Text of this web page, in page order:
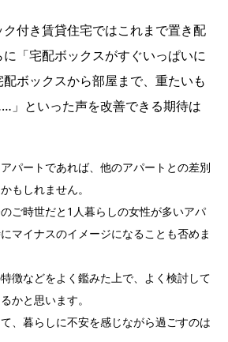
付き賃貸住宅ではこれまで置き配
「宅配ボックスがすぐいっぱいに
ボックスから部屋まで、重たいも
」といった声を改善できる期待は
パートであれば、他のアパートとの差別
もしれません。
ご時世だと1人暮らしの女性が多いアパ
マイナスのイメージになることも否めま
徴などをよく鑑みた上で、よく検討して
かと思います。
、暮らしに不安を感じながら過ごすのは